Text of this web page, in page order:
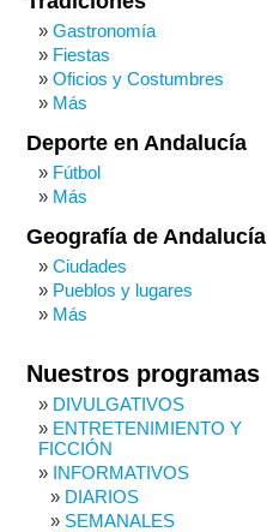
Gastronomía
Fiestas
Oficios y Costumbres
Más
Deporte en Andalucía
Fútbol
Más
Geografía de Andalucía
Ciudades
Pueblos y lugares
Más
Nuestros programas
DIVULGATIVOS
ENTRETENIMIENTO Y
FICCIÓN
INFORMATIVOS
DIARIOS
SEMANALES